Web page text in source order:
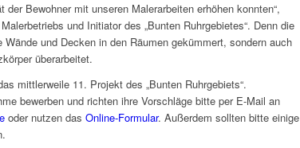
Bewohner mit unseren Malerarbeiten erhöhen konnten“,
und Initiator des „Bunten Ruhrgebietes“. Denn die
und Decken in den Räumen gekümmert, sondern auch
überarbeitet.
mittlerweile 11. Projekt des „Bunten Ruhrgebiets“.
bewerben und richten ihre Vorschläge bitte per E-Mail an
oder nutzen das Online-Formular. Außerdem sollten bitte einige